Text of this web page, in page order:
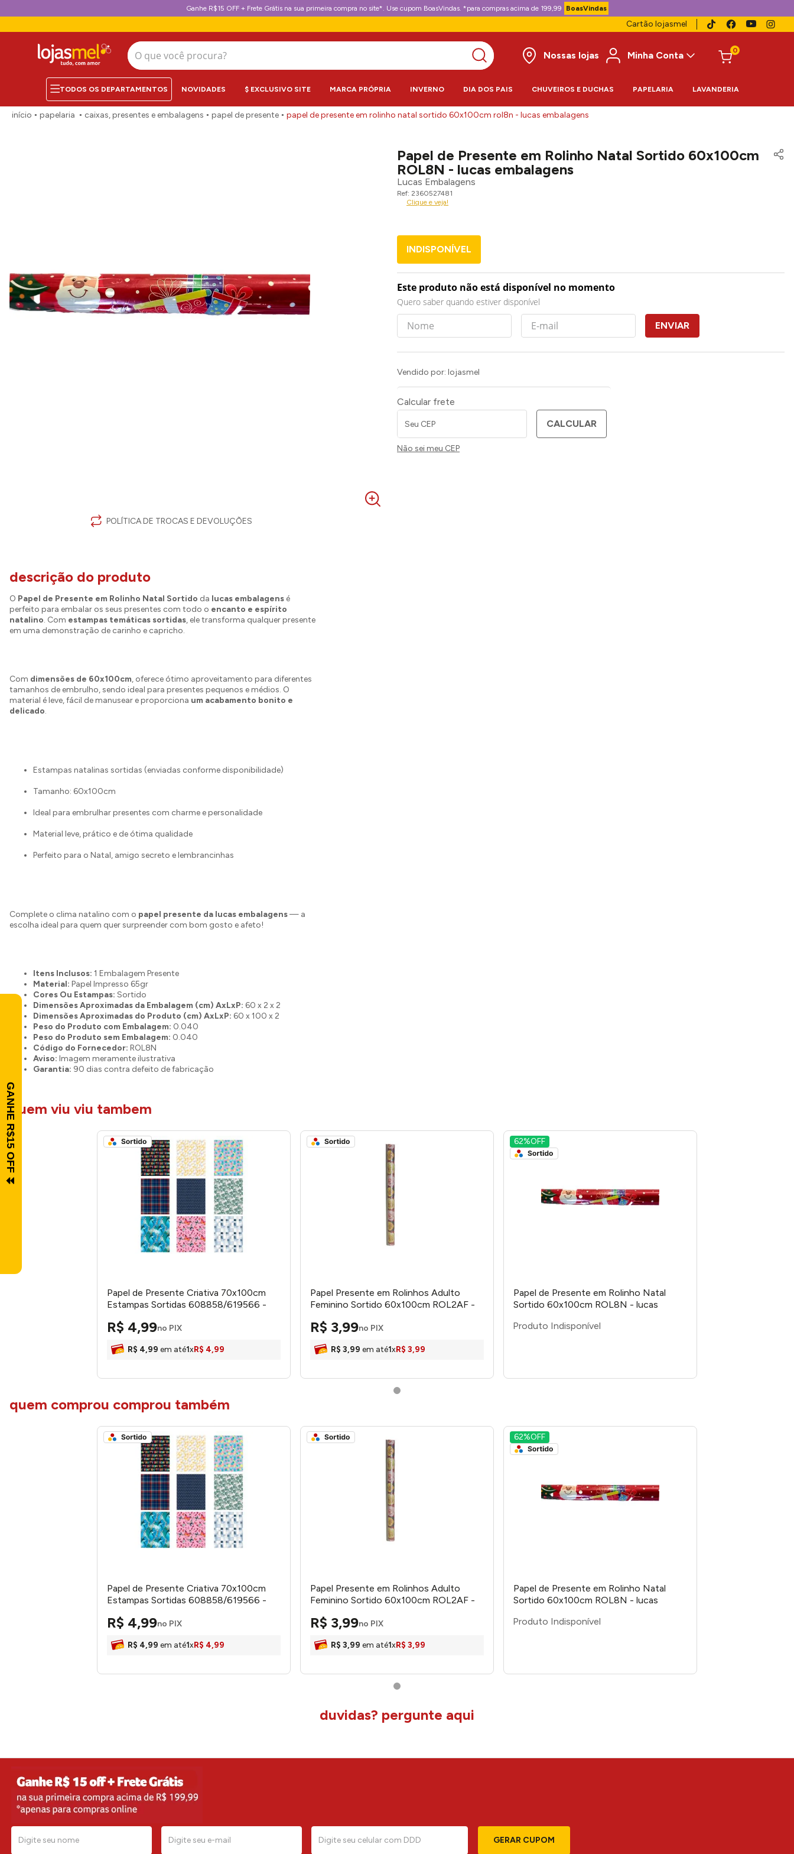
Ganhe R$15 OFF + Frete Grátis na sua primeira compra no site*. Use cupom BoasVindas. *para compras acima de 199,99 BoasVindas
Cartão lojasmel
O que você procura?
Nossas lojas
Minha Conta 0
NOVIDADES $ EXCLUSIVO SITE MARCA PRÓPRIA INVERNO DIA DOS PAIS CHUVEIROS E DUCHAS PAPELARIA LAVANDERIA
papelaria caixas, presentes e embalagens papel de presente papel de presente em rolinho natal sortido 60x100cm rol8n - lucas embalagens
POLÍTICA DE TROCAS E DEVOLUÇÕES
Papel de Presente em Rolinho Natal Sortido 60x100cm
ROL8N - lucas embalagens
Lucas Embalagens
2360527481
Clique e veja!
INDISPONÍVEL
Este produto não está disponível no momento
Quero saber quando estiver disponível
ENVIAR
Vendido por: lojasmel
Calcular frete
CALCULAR
Não sei meu CEP
descrição do produto
O Papel de Presente em Rolinho Natal Sortido da lucas embalagens é
perfeito para embalar os seus presentes com todo o encanto e espírito
natalino. Com estampas temáticas sortidas, ele transforma qualquer presente
em uma demonstração de carinho e capricho.
Com dimensões de 60x100cm, oferece ótimo aproveitamento para diferentes
tamanhos de embrulho, sendo ideal para presentes pequenos e médios. O
material é leve, fácil de manusear e proporciona um acabamento bonito e
delicado.
Estampas natalinas sortidas (enviadas conforme disponibilidade)
Tamanho: 60x100cm
Ideal para embrulhar presentes com charme e personalidade
Material leve, prático e de ótima qualidade
Perfeito para o Natal, amigo secreto e lembrancinhas
Complete o clima natalino com o papel presente da lucas embalagens— a
escolha ideal para quem quer surpreender com bom gosto e afeto!
Itens Inclusos: 1 Embalagem Presente
Material: Papel Impresso 65gr
Cores Ou Estampas: Sortido
Dimensões Aproximadas da Embalagem (cm) AxLxP: 60 x 2 x 2
Dimensões Aproximadas do Produto (cm) AxLxP: 60 x 100 x 2
Peso do Produto com Embalagem: 0.040
Peso do Produto sem Embalagem: 0.040
Código do Fornecedor: ROL8N
Aviso: Imagem meramente ilustrativa
Garantia: 90 dias contra defeito de fabricação
quem viu viu tambem
Papel de Presente Criativa 70x100cm
Estampas Sortidas 608858/619566 -
R$ 4,99no PIX
R$ 4,99 em até1xR$ 4,99
Papel Presente em Rolinhos Adulto
Feminino Sortido 60x100cm ROL2AF -
R$ 3,99no PIX
R$ 3,99 em até1xR$ 3,99
62%OFF
Papel de Presente em Rolinho Natal
Sortido 60x100cm ROL8N - lucas
quem comprou comprou também
Papel de Presente Criativa 70x100cm
Estampas Sortidas 608858/619566 -
R$ 4,99no PIX
R$ 4,99 em até1xR$ 4,99
Papel Presente em Rolinhos Adulto
Feminino Sortido 60x100cm ROL2AF -
R$ 3,99no PIX
R$ 3,99 em até1xR$ 3,99
62%OFF
Papel de Presente em Rolinho Natal
Sortido 60x100cm ROL8N - lucas
duvidas? pergunte aqui
GERAR CUPOM